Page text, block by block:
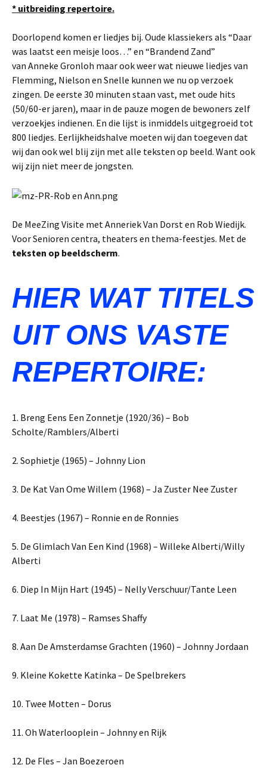
* uitbreiding repertoire.
Doorlopend komen er liedjes bij. Oude klassiekers als “Daar
was laatst een meisje loos…” en “Brandend Zand”
van Anneke Gronloh maar ook weer wat nieuwe liedjes van
Flemming, Nielson en Snelle kunnen we nu op verzoek
zingen. De eerste 30 minuten staan vast, met oude hits
(50/60-er jaren), maar in de pauze mogen de bewoners zelf
verzoekjes indienen. En die lijst is inmiddels uitgegroeid tot
800 liedjes. Eerlijkheidshalve moeten wij dan toegeven dat
wij dan ook wel blij zijn met alle teksten op beeld. Want ook
wij zijn niet meer de jongsten.
De MeeZing Visite met Anneriek Van Dorst en Rob Wiedijk.
Voor Senioren centra, theaters en thema-feestjes. Met de
teksten op beeldscherm.
HIER WAT TITELS
UIT ONS VASTE
REPERTOIRE:
1. Breng Eens Een Zonnetje (1920/36) – Bob
Scholte/Ramblers/Alberti
2. Sophietje (1965) – Johnny Lion
3. De Kat Van Ome Willem (1968) – Ja Zuster Nee Zuster
4. Beestjes (1967) – Ronnie en de Ronnies
5. De Glimlach Van Een Kind (1968) – Willeke Alberti/Willy
Alberti
6. Diep In Mijn Hart (1945) – Nelly Verschuur/Tante Leen
7. Laat Me (1978) – Ramses Shaffy
8. Aan De Amsterdamse Grachten (1960) – Johnny Jordaan
9. Kleine Kokette Katinka – De Spelbrekers
10. Twee Motten – Dorus
11. Oh Waterlooplein – Johnny en Rijk
12. De Fles – Jan Boezeroen